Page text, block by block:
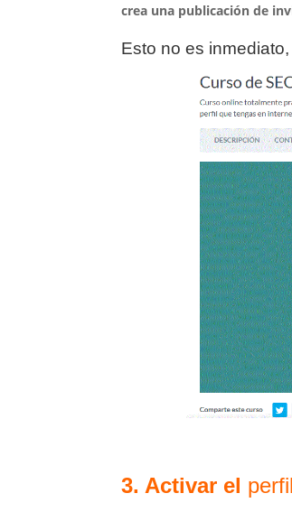
crea una publicación de
Esto no es
3. Activar el perfil